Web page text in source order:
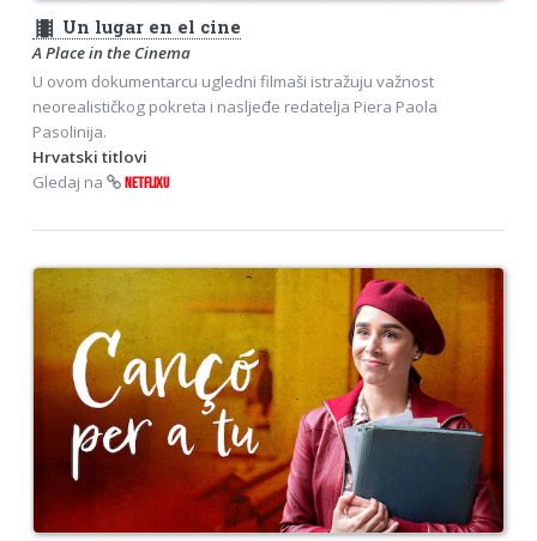
theaters Un lugar en el cine
A Place in the Cinema
U ovom dokumentarcu ugledni filmaši istražuju važnost
neorealističkog pokreta i nasljeđe redatelja Piera Paola
Pasolinija.
Hrvatski titlovi
Gledaj na
NETFLIXU